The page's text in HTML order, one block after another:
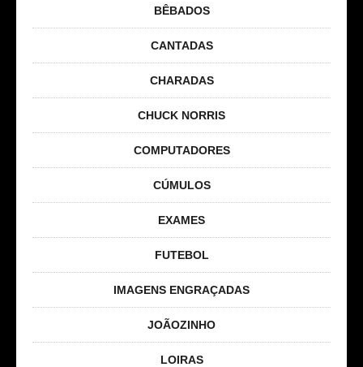
BÊBADOS
CANTADAS
CHARADAS
CHUCK NORRIS
COMPUTADORES
CÚMULOS
EXAMES
FUTEBOL
IMAGENS ENGRAÇADAS
JOÃOZINHO
LOIRAS